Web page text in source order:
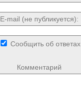
E-mail (не публикуется):
Сообщить об ответах
Комментарий